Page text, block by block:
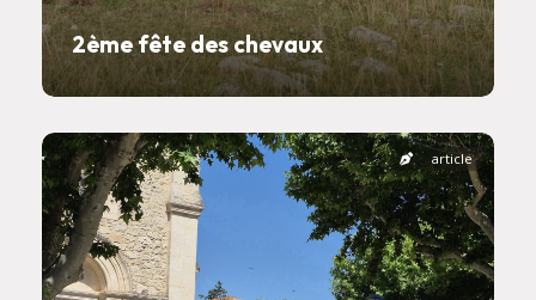
2ème fête des chevaux
article